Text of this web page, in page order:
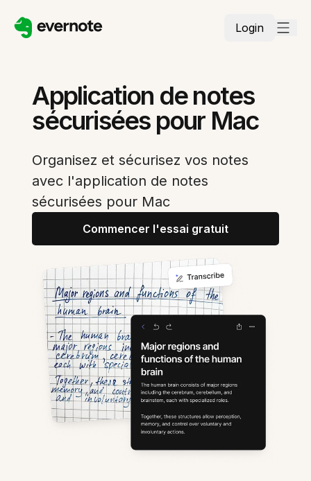
Login
Application de notes
sécurisées pour Mac
Organisez et sécurisez vos notes
avec l'application de notes
sécurisées pour Mac
Commencer l'essai gratuit